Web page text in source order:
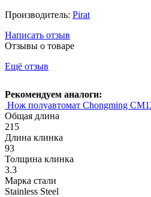
Производитель: Pirat
Написать отзыв
Отзывы о товаре
Ещё отзыв
Рекомендуем аналоги:
Нож полуавтомат Chongming
Общая длина
215
Длина клинка
93
Толщина клинка
3.3
Марка стали
Stainless Steel